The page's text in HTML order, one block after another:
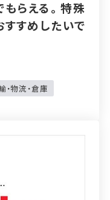
もらえる。特殊
すめしたいで
・物流・倉庫